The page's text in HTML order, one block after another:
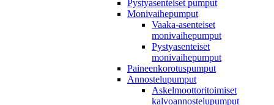
Pystyasenteiset pumput
Monivaihepumput
Vaaka-asenteiset
monivaihepumput
Pystyasenteiset
monivaihepumput
Paineenkorotuspumput
Annostelupumput
Askelmoottoritoimiset
kalvoannostelupumput